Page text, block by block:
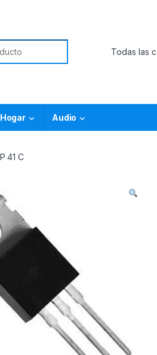
Hogar Audio
41 C